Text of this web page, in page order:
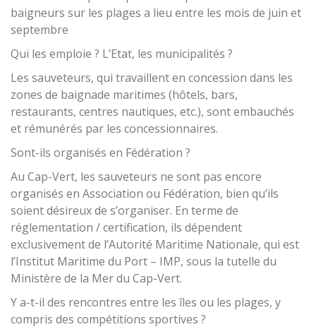
baigneurs sur les plages a lieu entre les mois de juin et
septembre
Qui les emploie ? L’Etat, les municipalités ?
Les sauveteurs, qui travaillent en concession dans les
zones de baignade maritimes (hôtels, bars,
restaurants, centres nautiques, etc.), sont embauchés
et rémunérés par les concessionnaires.
Sont-ils organisés en Fédération ?
Au Cap-Vert, les sauveteurs ne sont pas encore
organisés en Association ou Fédération, bien qu’ils
soient désireux de s’organiser. En terme de
réglementation / certification, ils dépendent
exclusivement de l’Autorité Maritime Nationale, qui est
l’Institut Maritime du Port – IMP, sous la tutelle du
Ministère de la Mer du Cap-Vert.
Y a-t-il des rencontres entre les îles ou les plages, y
compris des compétitions sportives ?